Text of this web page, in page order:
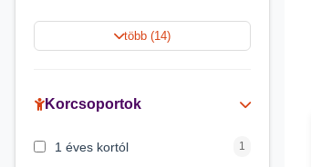
Jégvarázs 9
Peppa malac
több (14)
Korcsoportok
1 éves kortól 1